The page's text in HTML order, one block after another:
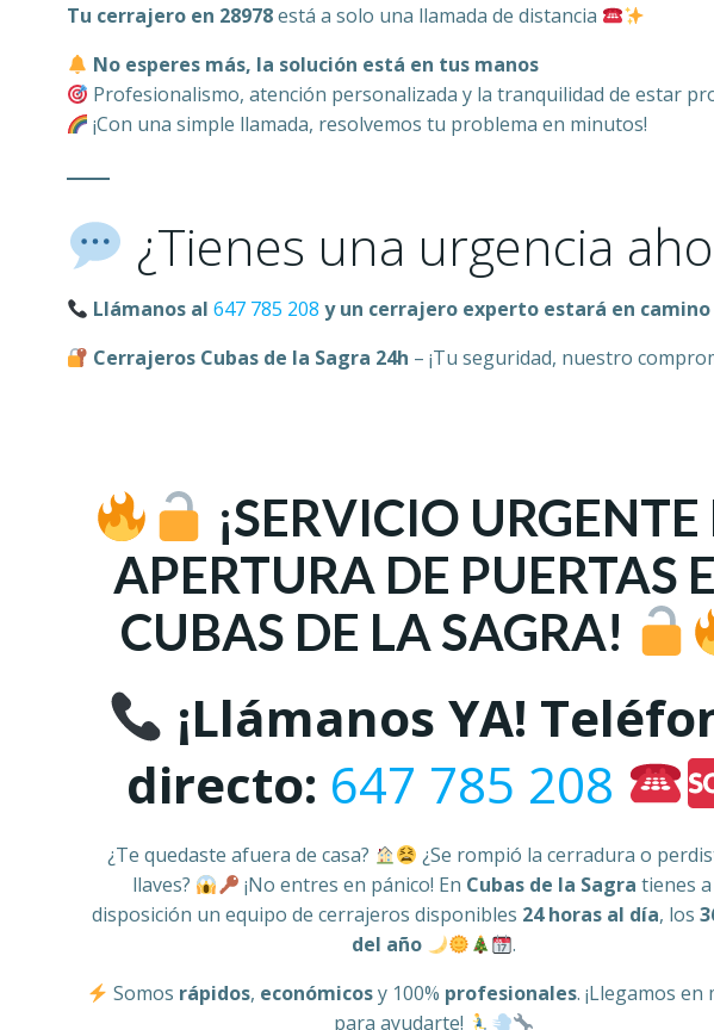
Tu cerrajero en 28978está a solo una llamada de distancia
No esperes más, la solución está en tus manos
Profesionalismo, atención personalizada y la tranquilidad de estar
¡Con una simple llamada, resolvemos tu problema en minutos!
¿Tienes una urgencia
Llámanos al647 785 208 y un cerrajero experto estará en
Cerrajeros Cubas de la Sagra 24h – ¡Tu seguridad, nuestro
¡SERVICIO URGENTE
APERTURA DE PUERTAS
CUBAS DE LA SAGRA!
¡Llámanos YA!
directo: 647 785 208
¿Te quedaste afuera de casa?
¿Se rompió la cerradura o
llaves?
¡No entres en pánico! En Cubas de la Sagra tienes
disposición un equipo de cerrajeros disponibles 24 horas al día, los
del año
.
Somos rápidos, económicosy 100% profesionales. ¡Llegamos en
para ayudarte!